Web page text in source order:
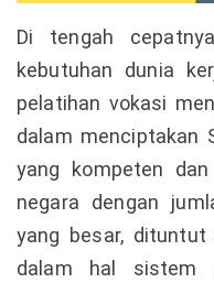
Di tengah
kebutuhan dunia
pelatihan vokasi
dalam menciptakan
yang kompeten
negara dengan
yang besar,
dalam hal sistem